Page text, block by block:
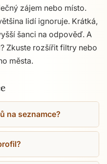
zájem nebo místo.
lidí ignoruje. Krátká,
šanci na odpověď. A
Zkuste rozšířit filtry nebo
města.
na seznamce?